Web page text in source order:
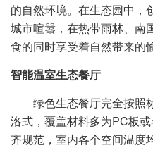
的自然环境。在生态园中，
城市喧嚣，在热带雨林、南
食的同时享受着自然带来的
智能温室生态餐厅
绿色生态餐厅完全按照
洛式，覆盖材料多为PC板
齐规范，室内各个空间温度